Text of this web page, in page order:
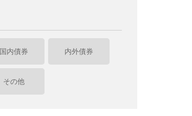
国内債券 内外債券
その他